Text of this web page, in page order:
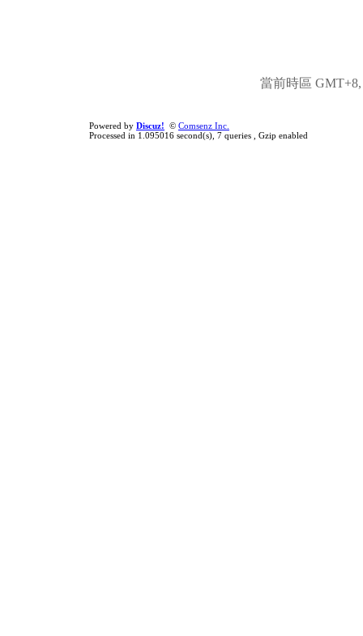
當前時區 GMT+8,
Powered by Discuz! © Comsenz Inc.
Processed in 1.095016 second(s), 7 queries , Gzip enabled